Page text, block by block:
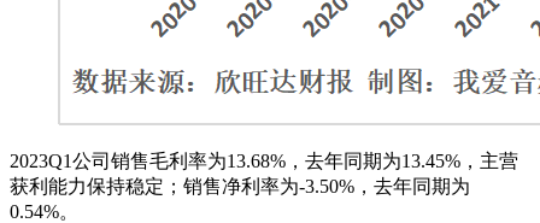
2023Q1公司销售毛利率为13.68%，去年同期为13.45%，主营
获利能力保持稳定；销售净利率为-3.50%，去年同期为
0.54%。